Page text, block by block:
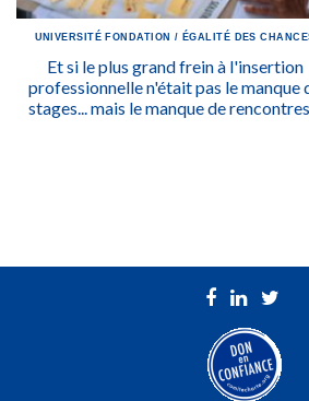
UNIVERSITÉ FONDATION / ÉGALITÉ DES
Et si le plus grand frein à l'insertion
professionnelle n'était pas le manque
stages... mais le manque de